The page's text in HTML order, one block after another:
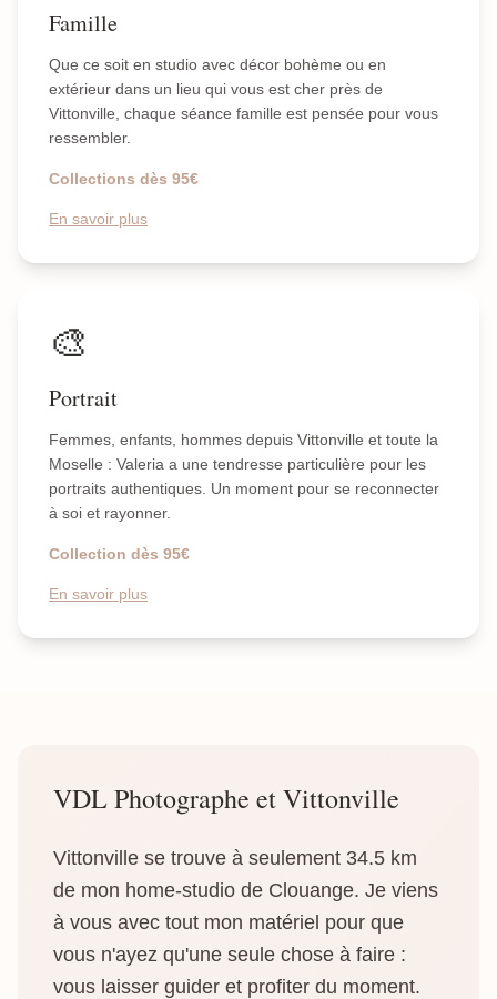
Famille
Que ce soit en studio avec décor bohème ou en
extérieur dans un lieu qui vous est cher près de
Vittonville, chaque séance famille est pensée pour vous
ressembler.
Collections dès 95€
En savoir plus
🎨
Portrait
Femmes, enfants, hommes depuis Vittonville et toute la
Moselle : Valeria a une tendresse particulière pour les
portraits authentiques. Un moment pour se reconnecter
à soi et rayonner.
Collection dès 95€
En savoir plus
VDL Photographe et Vittonville
Vittonville se trouve à seulement 34.5 km
de mon home-studio de Clouange. Je viens
à vous avec tout mon matériel pour que
vous n'ayez qu'une seule chose à faire :
vous laisser guider et profiter du moment.